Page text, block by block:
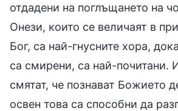
отдадени на поглъщането на
Онези, които се величаят в
Бог, са най-гнусните хора,
са смирени, са най-почитани.
смятат, че познават Божието
освен това са способни да